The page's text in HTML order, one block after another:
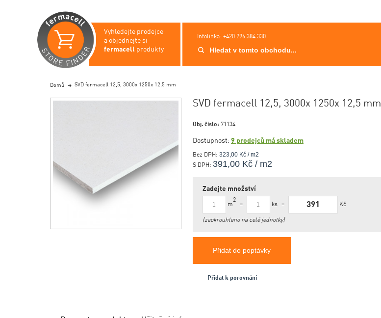
Vyhledejte prodejce
a objednejte si
fermacell produkty
Infolinka: +420 296 384 330
Domů SVD fermacell 12,5, 3000x 1250x 12,5 mm
SVD fermacell 12,5, 3000x 1250x 12,5 mm
Obj. číslo: 71134
Dostupnost: 9 prodejců má skladem
Bez DPH: 323,00 Kč / m2
S DPH: 391,00 Kč / m2
Zadejte množství
m
2
= ks = 391 Kč
(zaokrouhleno na celé jednotky)
Přidat do poptávky
Přidat k porovnání